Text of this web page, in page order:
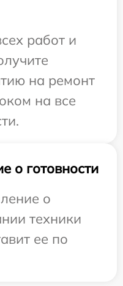
работ и
на ремонт
на все
о готовности
о
техники
ее по